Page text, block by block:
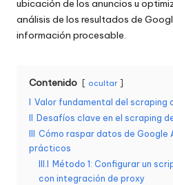
r
a
o
d
a
ubicación de los anuncios u
análisis de los resultados de
información procesable.
Contenido ocultar
Valor fundamental del scraping
Desafíos clave en el scraping
Cómo raspar datos de Google
prácticos
III.I
Método 1: Configurar un
con integración de proxy